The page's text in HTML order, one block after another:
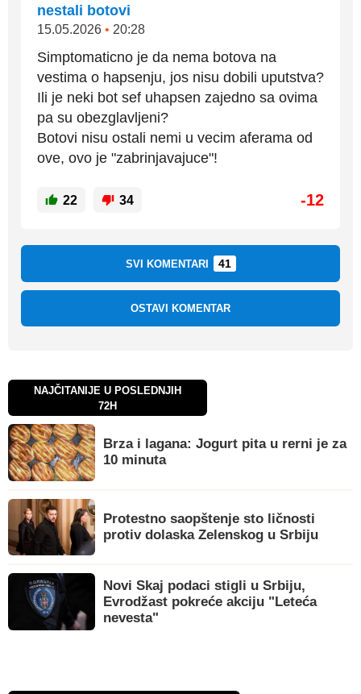
nestali botovi
15.05.2026 • 20:28
Simptomaticno je da nema botova na
vestima o hapsenju, jos nisu dobili uputstva?
Ili je neki bot sef uhapsen zajedno sa ovima
pa su obezglavljeni?
Botovi nisu ostali nemi u vecim aferama od
ove, ovo je "zabrinjavajuce"!
22 34 -12
SVI KOMENTARI 41
OSTAVI KOMENTAR
NAJČITANIJE U POSLEDNJIH
72H
Brza i lagana: Jogurt pita u rerni je za
10 minuta
Protestno saopštenje sto ličnosti
protiv dolaska Zelenskog u Srbiju
Novi Skaj podaci stigli u Srbiju,
Evrodžast pokreće akciju "Leteća
nevesta"